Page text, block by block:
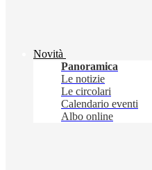
Novità
Panoramica
Le notizie
Le circolari
Calendario eventi
Albo online